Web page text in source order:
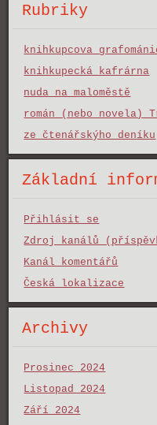
Rubriky
knihkupcova
knihkupecká kafrárna
nuda na maloměstě
román (nebo novela)
ze čtenářskýho deníku
Základní
Přihlásit se
Zdroj kanálů
Kanál komentářů
Česká lokalizace
Archivy
Prosinec 2024
Listopad 2024
Září 2024